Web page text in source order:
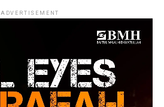
ADVERTISEMENT